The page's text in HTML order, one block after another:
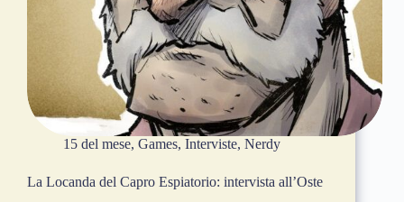
15 del mese, Games, Interviste, Nerdy
La Locanda del Capro Espiatorio: intervista all’Oste